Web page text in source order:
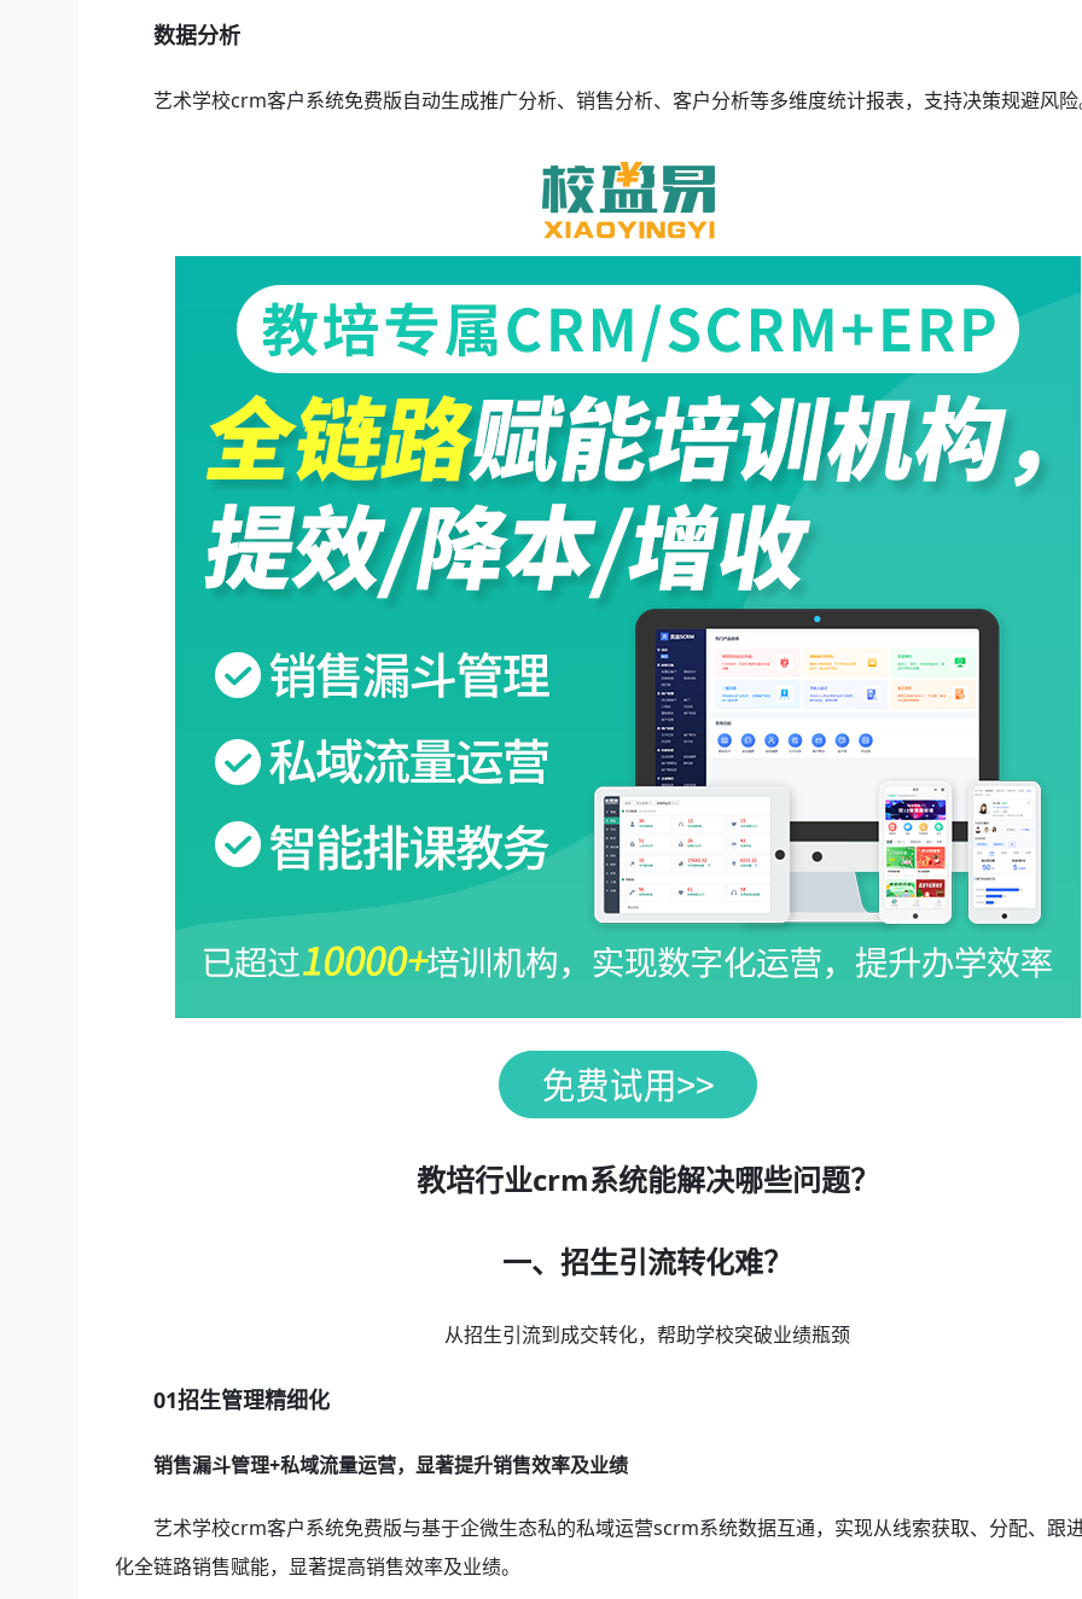
数据分析
艺术学校crm客户系统免费版自动生成推广分析、销售分析、客户分析等多维度统计报表，支持决策规避风
教培行业crm系统能解决哪些问题？
一、招生引流转化难？
从招生引流到成交转化，帮助学校突破业绩瓶颈
01招生管理精细化
销售漏斗管理+私域流量运营，显著提升销售效率及业绩
艺术学校crm客户系统免费版与基于企微生态私的私域运营scrm系统数据互通，实现从线索获取、分配、跟
化全链路销售赋能，显著提高销售效率及业绩。